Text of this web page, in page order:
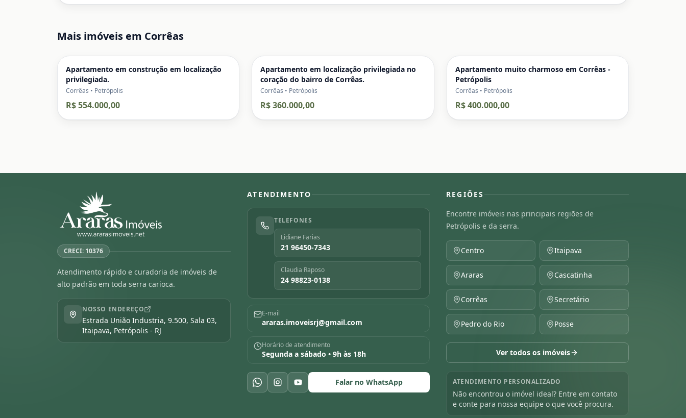
Mais imóveis em Corrêas
Apartamento em construção em localização
privilegiada.
Corrêas • Petrópolis
R$ 554.000,00
Apartamento em localização privilegiada no
coração do bairro de Corrêas.
Corrêas • Petrópolis
R$ 360.000,00
Apartamento muito charmoso em Corrêas -
Petrópolis
Corrêas • Petrópolis
R$ 400.000,00
CRECI: 10376
Atendimento rápido e curadoria de imóveis de
alto padrão em toda serra carioca.
NOSSO ENDEREÇO
Estrada União Industria, 9.500, Sala 03,
Itaipava, Petrópolis - RJ
ATENDIMENTO
TELEFONES
Lidiane Farias
21 96450-7343
Claudia Raposo
24 98823-0138
E-mail
araras.imoveisrj@gmail.com
Horário de atendimento
Segunda a sábado • 9h às 18h
Falar no WhatsApp
REGIÕES
Encontre imóveis nas principais regiões de
Petrópolis e da serra.
Centro Itaipava
Araras Cascatinha
Corrêas Secretário
Pedro do Rio Posse
Ver todos os imóveis
ATENDIMENTO PERSONALIZADO
Não encontrou o imóvel ideal? Entre em contato
e conte para nossa equipe o que você procura.